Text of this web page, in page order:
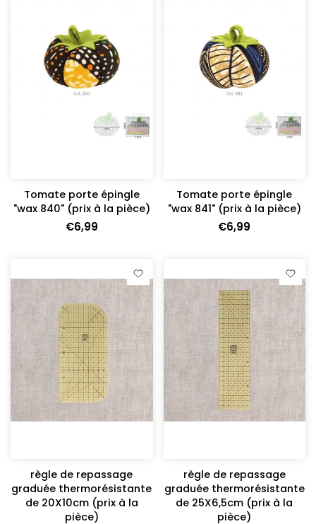
Tomate porte épingle
"wax 840" (prix à la pièce)
€6,99
Tomate porte épingle
"wax 841" (prix à la pièce)
€6,99
règle de repassage
graduée thermorésistante
de 20X10cm (prix à la
pièce)
règle de repassage
graduée thermorésistante
de 25X6,5cm (prix à la
pièce)